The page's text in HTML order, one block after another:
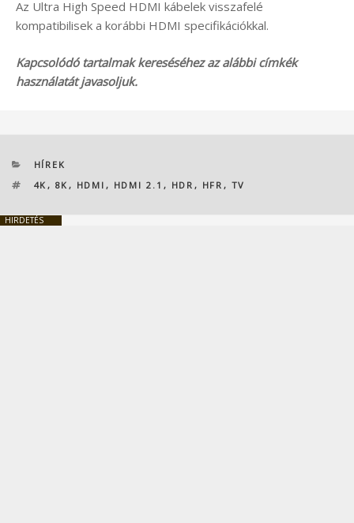
Az Ultra High Speed HDMI kábelek visszafelé
kompatibilisek a korábbi HDMI specifikációkkal.
Kapcsolódó tartalmak kereséséhez az alábbi címkék
használatát javasoljuk.
KATEGÓRIÁK
HÍREK
CÍMKÉK
4K , 8K , HDMI , HDMI 2.1 , HDR , HFR , TV
HIRDETÉS